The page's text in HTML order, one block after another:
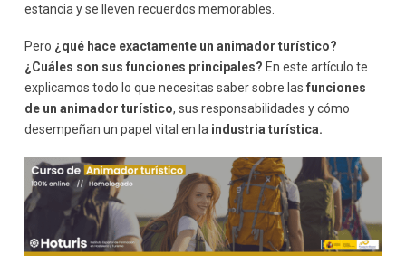
estancia y se lleven recuerdos memorables.
Pero ¿qué hace exactamente un animador turístico?
¿Cuáles son sus funciones principales? En este artículo te
explicamos todo lo que necesitas saber sobre las funciones
de un animador turístico, sus responsabilidades y cómo
desempeñan un papel vital en la industria turística.